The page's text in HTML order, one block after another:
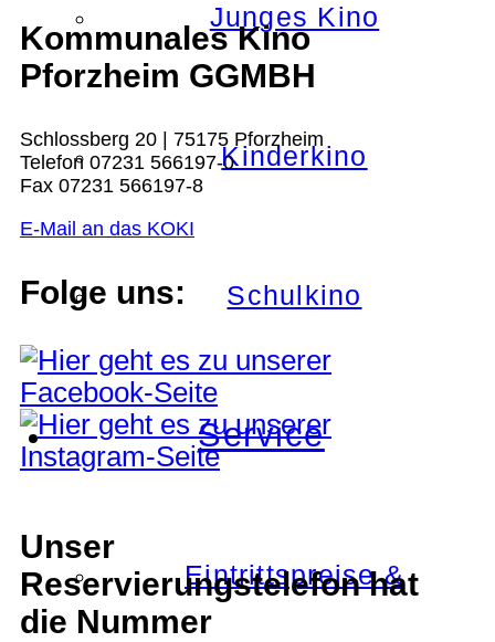
Junges Kino
Kinderkino
Schulkino
Service
Eintrittspreise &
Kommunales Kino
Pforzheim GGMBH
Schlossberg 20 | 75175 Pforzheim
Telefon 07231 566197-0
Fax 07231 566197-8
E-Mail an das KOKI
Folge uns:
Unser
Reservierungstelefon hat
die Nummer